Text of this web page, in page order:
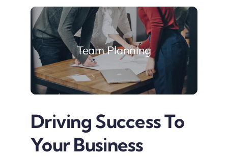
Team Planning
Driving Success To
Your Business